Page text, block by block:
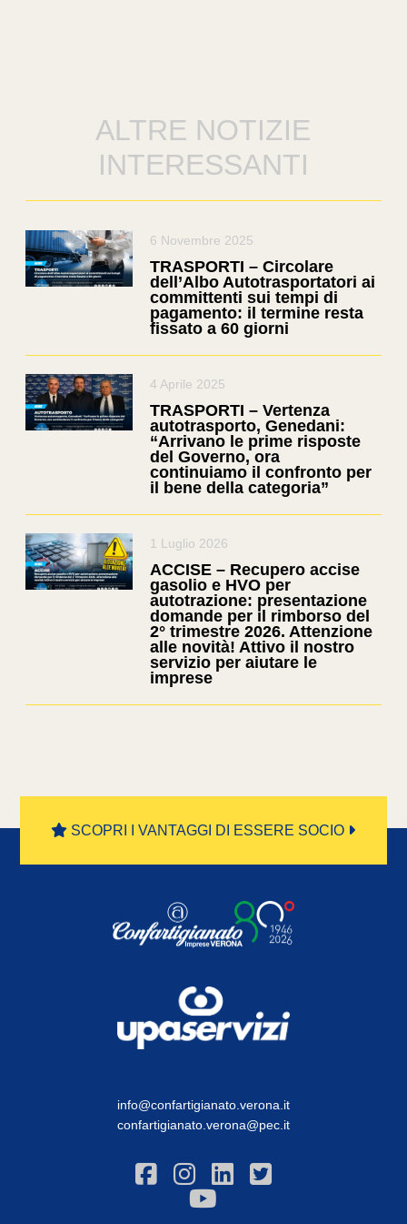
ALTRE NOTIZIE
INTERESSANTI
6 Novembre 2025
TRASPORTI – Circolare
dell’Albo Autotrasportatori ai
committenti sui tempi di
pagamento: il termine resta
fissato a 60 giorni
4 Aprile 2025
TRASPORTI – Vertenza
autotrasporto, Genedani:
“Arrivano le prime risposte
del Governo, ora
continuiamo il confronto per
il bene della categoria”
1 Luglio 2026
ACCISE – Recupero accise
gasolio e HVO per
autotrazione: presentazione
domande per il rimborso del
2° trimestre 2026. Attenzione
alle novità! Attivo il nostro
servizio per aiutare le
imprese
SCOPRI I VANTAGGI DI ESSERE SOCIO
info@confartigianato.verona.it
confartigianato.verona@pec.it